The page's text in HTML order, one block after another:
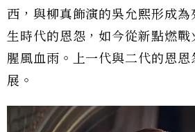
西，與柳真飾演的吳允熙形成
生時代的恩怨，如今從新點燃
腥風血雨。上一代與二代的恩恩
展。